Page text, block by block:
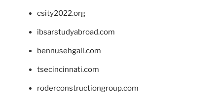
csity2022.org
ibsarstudyabroad.com
bennusehgall.com
tsecincinnati.com
roderconstructiongroup.com